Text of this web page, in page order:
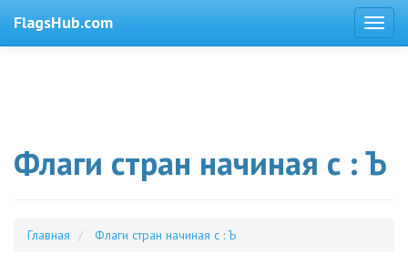
FlagsHub.com
Флаги стран начиная с : Ъ
Главная Флаги стран начиная с : Ъ